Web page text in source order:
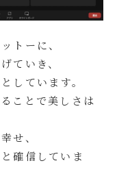
トーに、
ていき、
しています。
ことで美しさは
せ、
確信していま